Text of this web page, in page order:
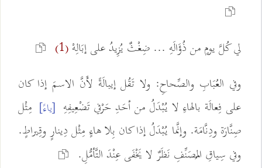
لي كُلَّ يومٍ من ذُؤَالَهِ ... ضِغْثٌ يُزِيدُ على إبَالِهْ(1)
وفي العُبَابِ والصِّحاحِ: ولا تَقُل إيبالَةً لأَنَّ الاسمَ إذا كان
على فِعالَة بالهاءِ لا يُبْدَلُ من أحَدِ حَرْفي تَضْعِيفِهِ [ياءً] مِثْل
صِنَّارَة ودِنَّامَة. وإنَّما يُبْدَلُ إذا كان بِلا هاءٍ مِثْل دِينارٍ وقِيراطٍ.
وفي سِياقِ المُصَنِّفِ نَظَرٌ لا يَخْفَى عِنْدَ التَّأمُّلِ.